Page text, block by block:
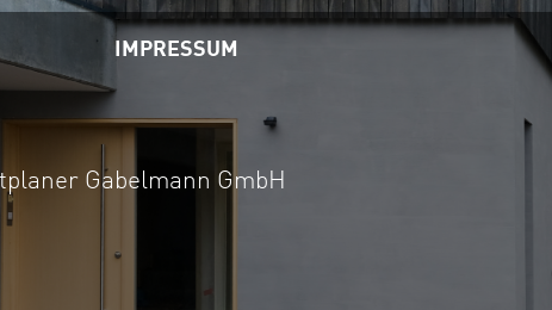
IMPRESSUM
Gabelmann GmbH